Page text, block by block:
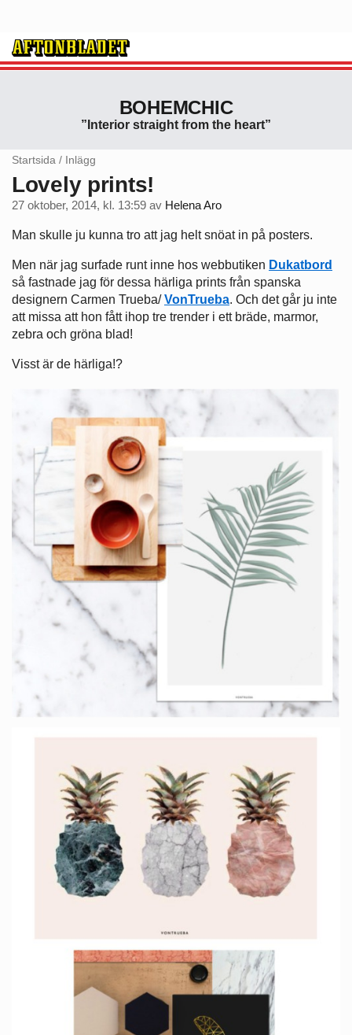
BOHEMCHIC
”Interior straight from the heart”
Startsida / Inlägg
Lovely prints!
27 oktober, 2014, kl. 13:59 av Helena Aro
Man skulle ju kunna tro att jag helt snöat in på posters.
Men när jag surfade runt inne hos webbutiken Dukatbord
så fastnade jag för dessa härliga prints från spanska
designern Carmen Trueba/VonTrueba. Och det går ju inte
att missa att hon fått ihop tre trender i ett bräde, marmor,
zebra och gröna blad!
Visst är de härliga!?